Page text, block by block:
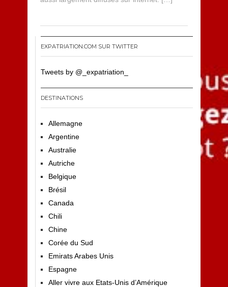
EXPATRIATION.COM SUR TWITTER
Tweets by @_expatriation_
DESTINATIONS
Allemagne
Argentine
Australie
Autriche
Belgique
Brésil
Canada
Chili
Chine
Corée du Sud
Emirats Arabes Unis
Espagne
Aller vivre aux Etats-Unis d’Amérique